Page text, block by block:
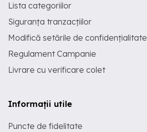
Lista categoriilor
Siguranța tranzacțiilor
Modifică setările de confidențialitate
Regulament Campanie
Livrare cu verificare colet
Informații utile
Puncte de fidelitate